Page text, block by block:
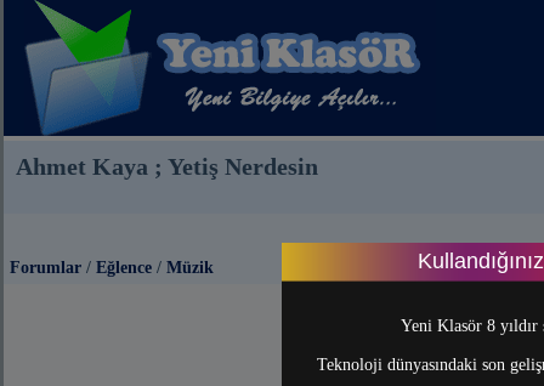
Yeni Klasör 8
Teknoloji dünyasındaki son
Ahmet Kaya ; Yetiş Nerdesin
Forumlar / Eğlence / Müzik